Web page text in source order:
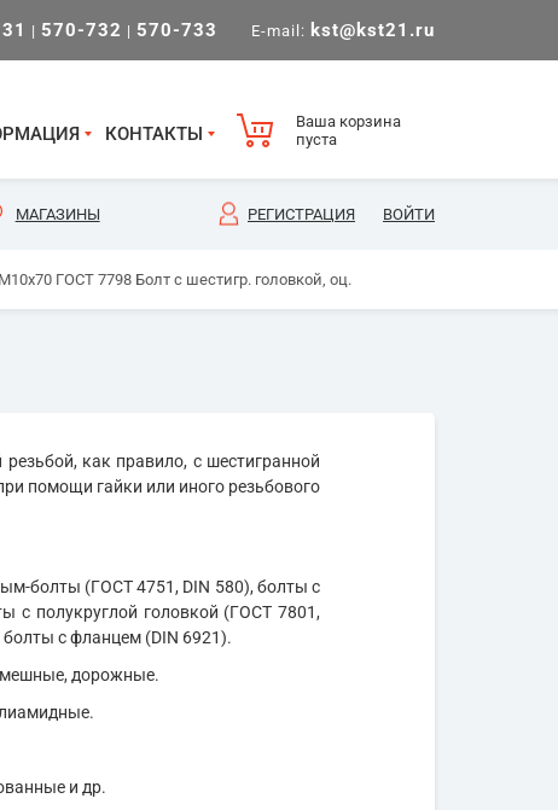
| 570-732 | 570-733 E-mail: kst@kst21.ru
КОНТАКТЫ
Ваша корзина
пуста
МАГАЗИНЫ РЕГИСТРАЦИЯ ВОЙТИ
М10х70 ГОСТ 7798 Болт с шестигр. головкой, оц.
как правило, с шестигранной
помощи гайки или иного резьбового
болты (ГОСТ 4751, DIN 580), болты с
с полукруглой головкой (ГОСТ 7801,
с фланцем (DIN 6921).
дорожные.
и др.